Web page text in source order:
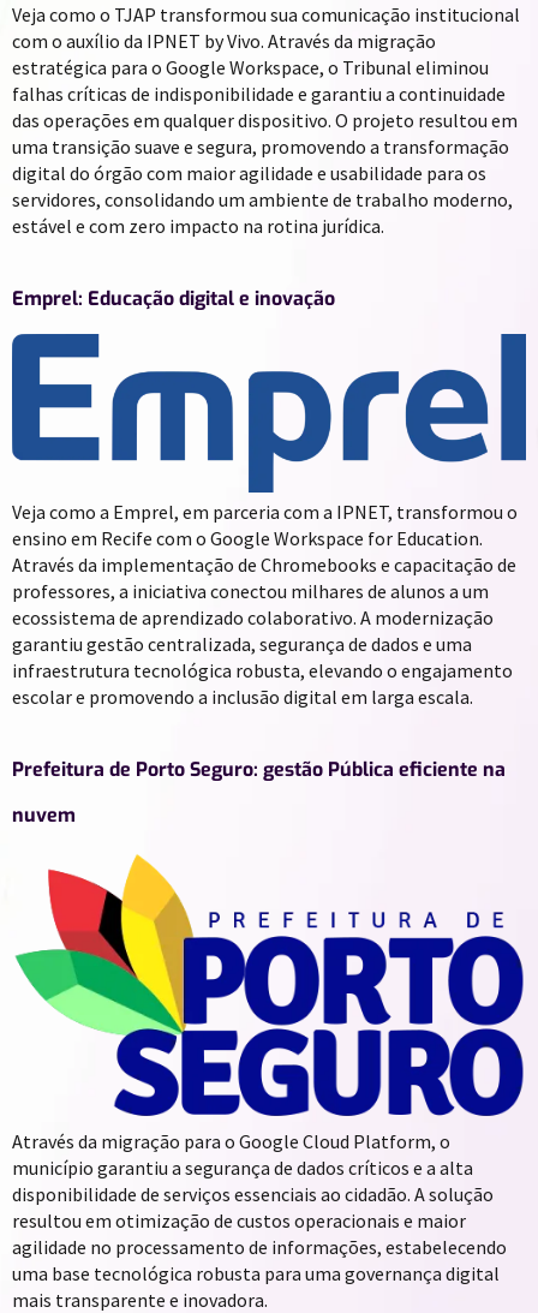
Veja como o TJAP transformou sua comunicação institucional
com o auxílio da IPNET by Vivo. Através da migração
estratégica para o Google Workspace, o Tribunal eliminou
falhas críticas de indisponibilidade e garantiu a continuidade
das operações em qualquer dispositivo. O projeto resultou em
uma transição suave e segura, promovendo a transformação
digital do órgão com maior agilidade e usabilidade para os
servidores, consolidando um ambiente de trabalho moderno,
estável e com zero impacto na rotina jurídica.
Emprel: Educação digital e inovação
Veja como a Emprel, em parceria com a IPNET, transformou o
ensino em Recife com o Google Workspace for Education.
Através da implementação de Chromebooks e capacitação de
professores, a iniciativa conectou milhares de alunos a um
ecossistema de aprendizado colaborativo. A modernização
garantiu gestão centralizada, segurança de dados e uma
infraestrutura tecnológica robusta, elevando o engajamento
escolar e promovendo a inclusão digital em larga escala.
Prefeitura de Porto Seguro: gestão Pública eficiente na
nuvem
Através da migração para o Google Cloud Platform, o
município garantiu a segurança de dados críticos e a alta
disponibilidade de serviços essenciais ao cidadão. A solução
resultou em otimização de custos operacionais e maior
agilidade no processamento de informações, estabelecendo
uma base tecnológica robusta para uma governança digital
mais transparente e inovadora.